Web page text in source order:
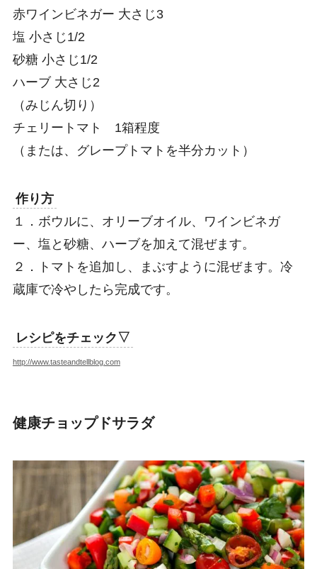
赤ワインビネガー 大さじ3
塩 小さじ1/2
砂糖 小さじ1/2
ハーブ 大さじ2
（みじん切り）
チェリートマト 1箱程度
（または、グレープトマトを半分カット）
作り方
１．ボウルに、オリーブオイル、ワインビネガ
ー、塩と砂糖、ハーブを加えて混ぜます。
２．トマトを追加し、まぶすように混ぜます。冷
蔵庫で冷やしたら完成です。
レシピをチェック▽
http://www.tasteandtellblog.com
健康チョップドサラダ